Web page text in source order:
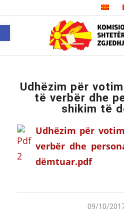
Udhëzim për
të verbër dhe
shikim të
Udhëzim për
verbër dhe
dëmtuar.pdf
09/10/
/
Open toolbar